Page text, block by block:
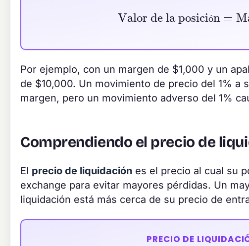
ó
Valor de la posición
Por ejemplo, con un margen de $1,000 y un
de $10,000. Un movimiento de precio del 1%
margen, pero un movimiento adverso del 1%
Comprendiendo el precio de
El precio de liquidación es el precio al cual su
exchange para evitar mayores pérdidas. Un
liquidación está más cerca de su precio de
PRECIO DE